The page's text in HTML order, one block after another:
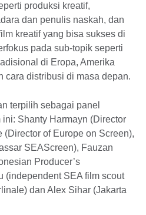
produksi kreatif,
dan penulis naskah, dan
kreatif yang bisa sukses di
pada sub-topik seperti
di Eropa, Amerika
cara distribusi di masa depan.
terpilih sebagai panel
Shanty Harmayn (Director
(Director of Europe on Screen),
SEAScreen), Fauzan
Producer’s
(independent SEA film scout
dan Alex Sihar (Jakarta